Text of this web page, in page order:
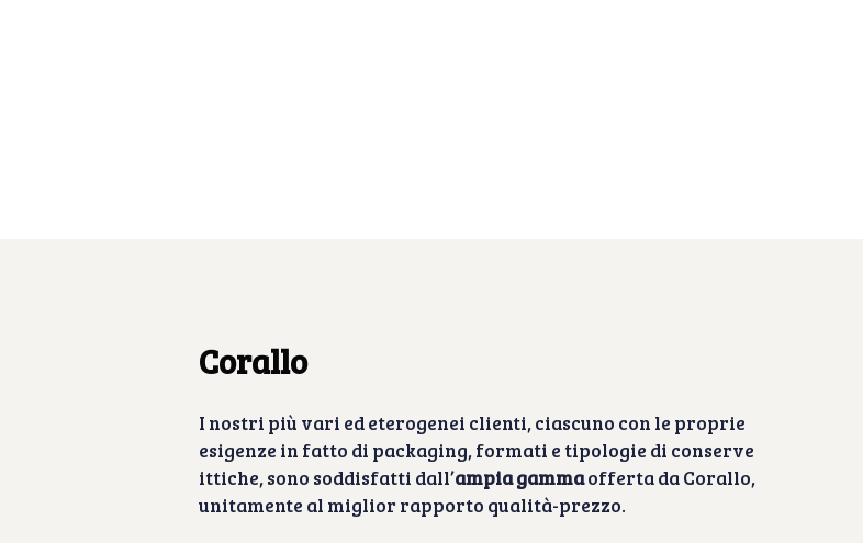
Corallo
I nostri più vari ed eterogenei clienti, ciascuno con le proprie
esigenze in fatto di packaging, formati e tipologie di conserve
ittiche, sono soddisfatti dall’ampia gammaofferta da Corallo,
unitamente al miglior rapporto qualità-prezzo.